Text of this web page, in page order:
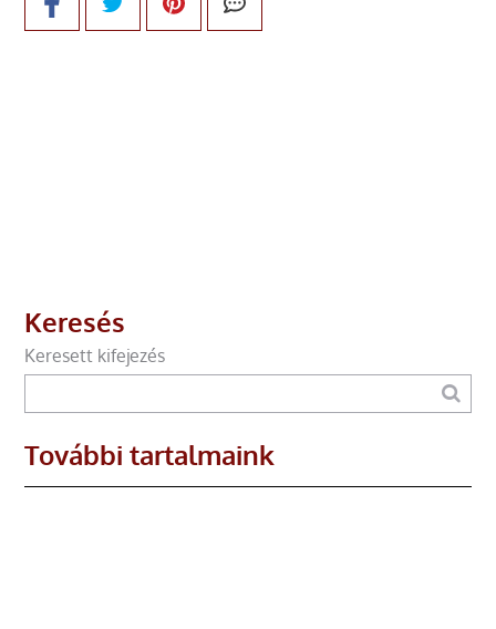
Keresés
Keresett kifejezés
További tartalmaink